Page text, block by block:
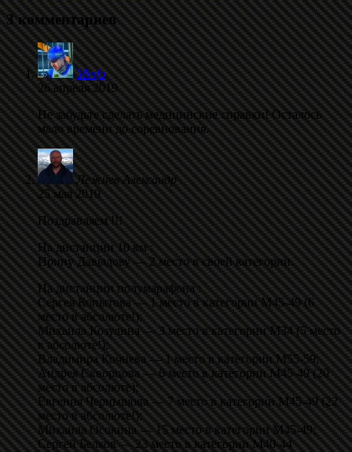
3 комментариев
Minfo
26 апреля 2019
Не забудьте сделать медицинские справки! Осталось
мало времени до соревнования.
Лежнев Александр
25 мая 2019
Поздравляем !!!
На дистанции 10 км :
Ирину Давыдову — 2 место в своей категории.
На дистанции полумарафона :
Сергея Копытова — 1 место в категории М45-49 (6
место в абсолюте!);
Михаила Козулина — 3 место в категории М34 (5 место
в абсолюте!);
Владимира Кочнева — 1 место в категории М55-59;
Андрея Скворцова — 6 место в категории М45-49 (20
место в абсолюте);
Евгения Чернышова — 7 место в категории М45-49 (22
место в абсолюте!);
Михаила Осокина — 15 место в категории М45-49;
Сергей Белков — 23 место в категории М40-44